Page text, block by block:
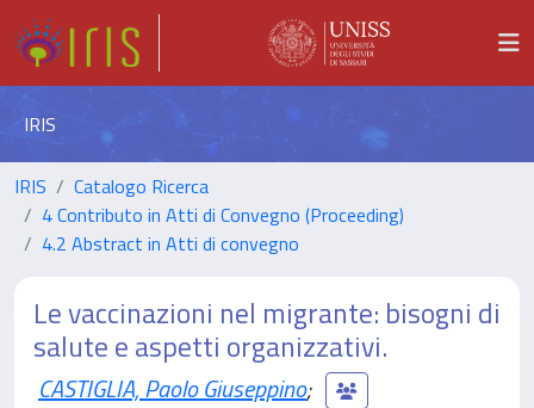
IRIS
IRIS
Catalogo Ricerca
4 Contributo in Atti di Convegno (Proceeding)
4.2 Abstract in Atti di convegno
Le vaccinazioni nel migrante: bisogni di
salute e aspetti organizzativi.
CASTIGLIA, Paolo Giuseppino;